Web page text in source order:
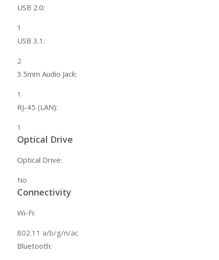
USB 2.0:
1
USB 3.1:
2
3.5mm Audio Jack:
1
RJ-45 (LAN):
1
Optical Drive
Optical Drive:
No
Connectivity
Wi-Fi:
802.11 a/b/g/n/ac
Bluetooth: